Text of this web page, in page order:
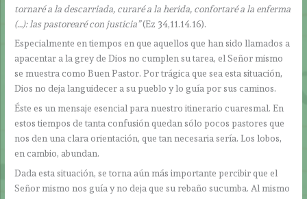
tornaré a la descarriada, curaré a la herida, confortaré a la enferma
(…): las pastorearé con justicia”(Ez 34,11.14.16).
Especialmente en tiempos en que aquellos que han sido llamados a
apacentar a la grey de Dios no cumplen su tarea, el Señor mismo
se muestra como Buen Pastor. Por trágica que sea esta situación,
Dios no deja languidecer a su pueblo y lo guía por sus caminos.
Éste es un mensaje esencial para nuestro itinerario cuaresmal. En
estos tiempos de tanta confusión quedan sólo pocos pastores que
nos den una clara orientación, que tan necesaria sería. Los lobos,
en cambio, abundan.
Dada esta situación, se torna aún más importante percibir que el
Señor mismo nos guía y no deja que su rebaño sucumba. Al mismo